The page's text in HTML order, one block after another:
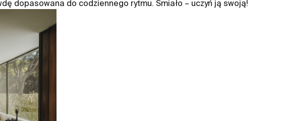
dopasowana do codziennego rytmu. Śmiało – uczyń ją swoją!